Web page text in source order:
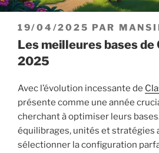
PUBLIÉ
LE
19/04/2025 PAR
Les meilleures bases de
2025
Avec l’évolution incessante de
présente comme une année
cherchant à optimiser leurs
équilibrages, unités et stratégies
sélectionner la configuration